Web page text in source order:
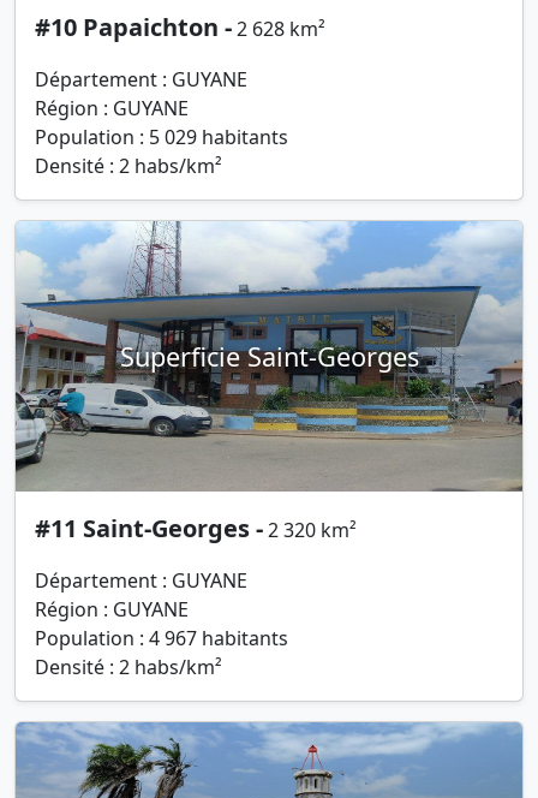
#10 Papaichton -2 628 km²
Département : GUYANE
Région : GUYANE
Population : 5 029 habitants
Densité : 2 habs/km²
Superficie Saint-Georges
#11 Saint-Georges -2 320 km²
Département : GUYANE
Région : GUYANE
Population : 4 967 habitants
Densité : 2 habs/km²